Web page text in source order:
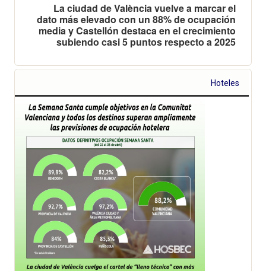
La ciudad de València vuelve a marcar el
dato más elevado con un 88% de ocupación
media y Castellón destaca en el crecimiento
subiendo casi 5 puntos respecto a 2025
Hoteles